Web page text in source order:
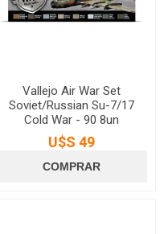
Vallejo Air War Set
Soviet/Russian Su-7/17
Cold War - 90 8un
U$S 49